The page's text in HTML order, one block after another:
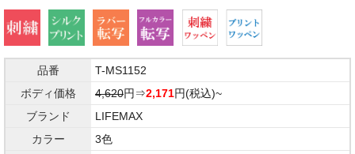
品番
T-MS1152
ボディ価格
4,620円⇒2,171円(税込)~
ブランド
LIFEMAX
カラー
3色